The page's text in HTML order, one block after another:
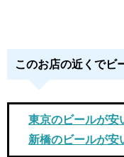
このお店の近くでビ
東京のビールが安
新橋のビールが安